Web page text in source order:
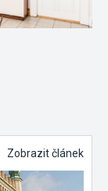
Zobrazit článek